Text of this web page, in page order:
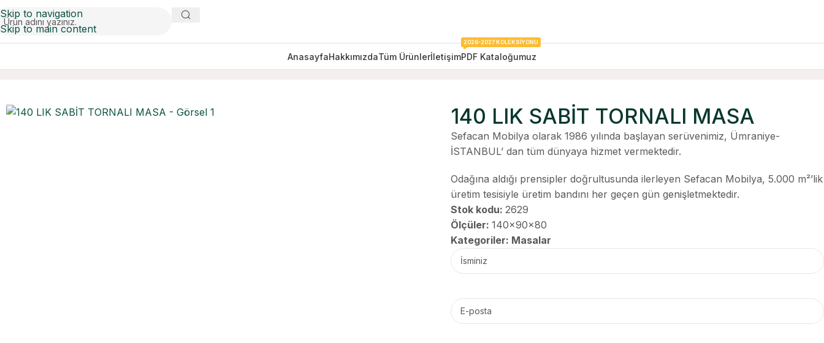
Skip to navigation
Skip to main content
AnasayfaHakkımızdaTüm ÜrünlerİletişimPDF Kataloğumuz
2026-2027 KOLEKSIYONU
140 LIK SABİT TORNALI MASA
Sefacan Mobilya olarak 1986 yılında başlayan serüvenimiz, Ümraniye-
İSTANBUL’ dan tüm dünyaya hizmet vermektedir.
Odağına aldığı prensipler doğrultusunda ilerleyen Sefacan Mobilya, 5.000 m²’lik
üretim tesisiyle üretim bandını her geçen gün genişletmektedir.
Stok kodu: 2629
Ölçüler:140x90x80
Kategoriler: Masalar